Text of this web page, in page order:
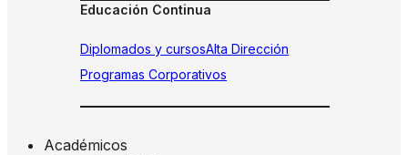
Educación Continua
Diplomados y cursosAlta Dirección
Programas Corporativos
Académicos